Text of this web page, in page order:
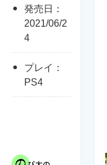
発売日：
2021/06/2
4
プレイ：
PS4